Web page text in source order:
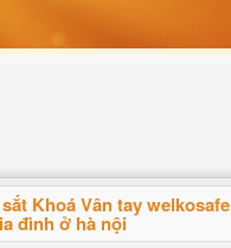
Khoá Vân tay
đình ở hà nội